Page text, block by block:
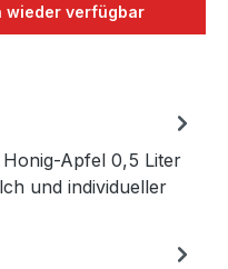
wieder verfügbar
Apfel 0,5 Liter
und individueller